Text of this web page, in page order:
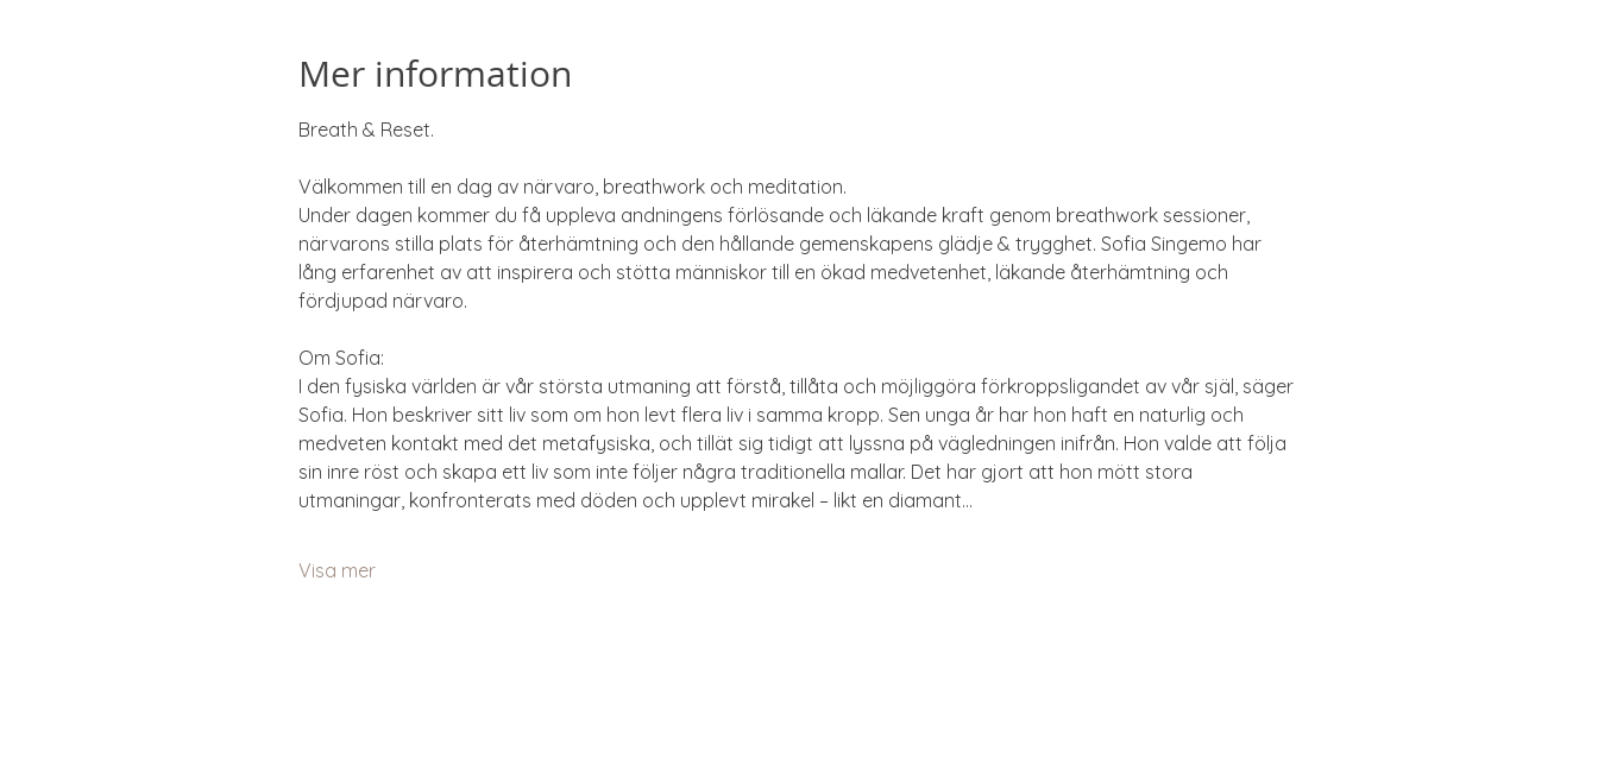
Mer information
Breath & Reset.
Välkommen till en dag av närvaro, breathwork och meditation.
Under dagen kommer du få uppleva andningens förlösande och läkande kraft genom breathwork sessioner,
närvarons stilla plats för återhämtning och den hållande gemenskapens glädje & trygghet. Sofia Singemo har
lång erfarenhet av att inspirera och stötta människor till en ökad medvetenhet, läkande återhämtning och
fördjupad närvaro.
Om Sofia:
I den fysiska världen är vår största utmaning att förstå, tillåta och möjliggöra förkroppsligandet av vår själ, säger
Sofia. Hon beskriver sitt liv som om hon levt flera liv i samma kropp. Sen unga år har hon haft en naturlig och
medveten kontakt med det metafysiska, och tillät sig tidigt att lyssna på vägledningen inifrån. Hon valde att följa
sin inre röst och skapa ett liv som inte följer några traditionella mallar. Det har gjort att hon mött stora
utmaningar, konfronterats med döden och upplevt mirakel – likt en diamant…
Visa mer